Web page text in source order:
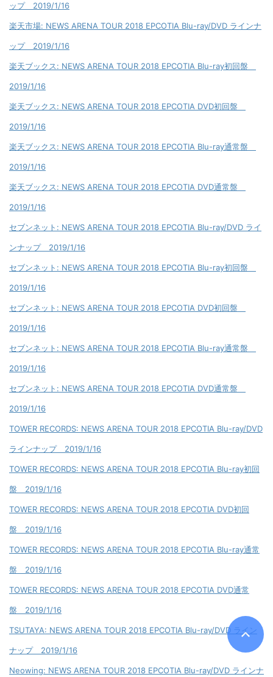
ップ 2019/1/16
楽天市場: NEWS ARENA TOUR 2018 EPCOTIA Blu-ray/DVD ラインナ
ップ 2019/1/16
楽天ブックス: NEWS ARENA TOUR 2018 EPCOTIA Blu-ray初回盤
2019/1/16
楽天ブックス: NEWS ARENA TOUR 2018 EPCOTIA DVD初回盤
2019/1/16
楽天ブックス: NEWS ARENA TOUR 2018 EPCOTIA Blu-ray通常盤
2019/1/16
楽天ブックス: NEWS ARENA TOUR 2018 EPCOTIA DVD通常盤
2019/1/16
セブンネット: NEWS ARENA TOUR 2018 EPCOTIA Blu-ray/DVD ライ
ンナップ 2019/1/16
セブンネット: NEWS ARENA TOUR 2018 EPCOTIA Blu-ray初回盤
2019/1/16
セブンネット: NEWS ARENA TOUR 2018 EPCOTIA DVD初回盤
2019/1/16
セブンネット: NEWS ARENA TOUR 2018 EPCOTIA Blu-ray通常盤
2019/1/16
セブンネット: NEWS ARENA TOUR 2018 EPCOTIA DVD通常盤
2019/1/16
TOWER RECORDS: NEWS ARENA TOUR 2018 EPCOTIA Blu-ray/DVD
ラインナップ 2019/1/16
TOWER RECORDS: NEWS ARENA TOUR 2018 EPCOTIA Blu-ray初回
盤 2019/1/16
TOWER RECORDS: NEWS ARENA TOUR 2018 EPCOTIA DVD初回
盤 2019/1/16
TOWER RECORDS: NEWS ARENA TOUR 2018 EPCOTIA Blu-ray通常
盤 2019/1/16
TOWER RECORDS: NEWS ARENA TOUR 2018 EPCOTIA DVD通常
盤 2019/1/16
TSUTAYA: NEWS ARENA TOUR 2018 EPCOTIA Blu-ray/DVD ライン
ナップ 2019/1/16
Neowing: NEWS ARENA TOUR 2018 EPCOTIA Blu-ray/DVD ラインナ